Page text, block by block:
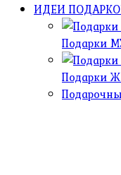
ИДЕИ
Подарки
Подарки